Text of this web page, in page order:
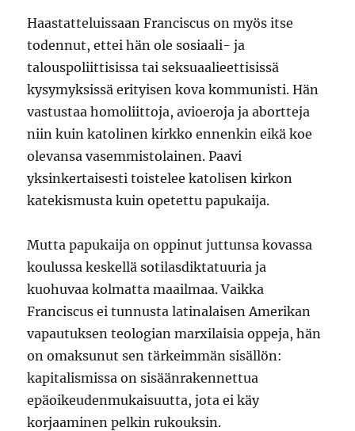
Haastatteluissaan Franciscus on myös itse
todennut, ettei hän ole sosiaali- ja
talouspoliittisissa tai seksuaalieettisissä
kysymyksissä erityisen kova kommunisti. Hän
vastustaa homoliittoja, avioeroja ja abortteja
niin kuin katolinen kirkko ennenkin eikä koe
olevansa vasemmistolainen. Paavi
yksinkertaisesti toistelee katolisen kirkon
katekismusta kuin opetettu papukaija.
Mutta papukaija on oppinut juttunsa kovassa
koulussa keskellä sotilasdiktatuuria ja
kuohuvaa kolmatta maailmaa. Vaikka
Franciscus ei tunnusta latinalaisen Amerikan
vapautuksen teologian marxilaisia oppeja, hän
on omaksunut sen tärkeimmän sisällön:
kapitalismissa on sisäänrakennettua
epäoikeudenmukaisuutta, jota ei käy
korjaaminen pelkin rukouksin.